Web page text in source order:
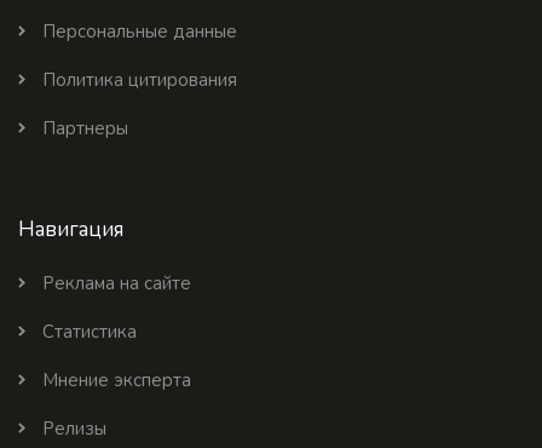
Персональные данные
Политика цитирования
Партнеры
Навигация
Реклама на сайте
Статистика
Мнение эксперта
Релизы